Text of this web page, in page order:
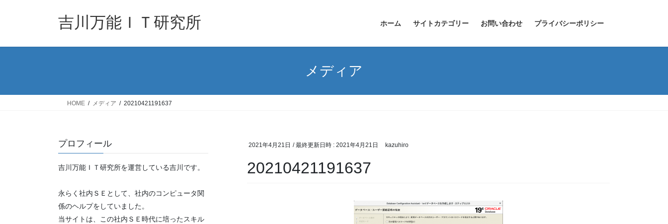
吉川万能ＩＴ研究所 ホーム サイトカテゴリー お問い合わせ プライバシーポリシー
メディア
HOME メディア 20210421191637
2021年4月21日 / 最終更新日時 : 2021年4月21日 kazuhiro
20210421191637
プロフィール
吉川万能ＩＴ研究所を運営している吉川です。
永らく社内ＳＥとして、社内のコンピュータ関
係のヘルプをしていました。
当サイトは、この社内ＳＥ時代に培ったスキル